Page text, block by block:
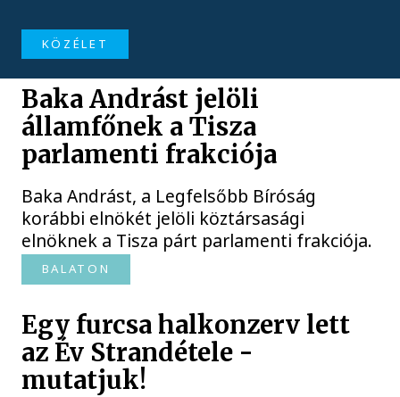
KÖZÉLET
Baka Andrást jelöli
államfőnek a Tisza
parlamenti frakciója
Baka Andrást, a Legfelsőbb Bíróság
korábbi elnökét jelöli köztársasági
elnöknek a Tisza párt parlamenti frakciója.
BALATON
Egy furcsa halkonzerv lett
az Év Strandétele -
mutatjuk!